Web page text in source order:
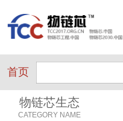
首页
物链芯生态
CATEGORY NAME